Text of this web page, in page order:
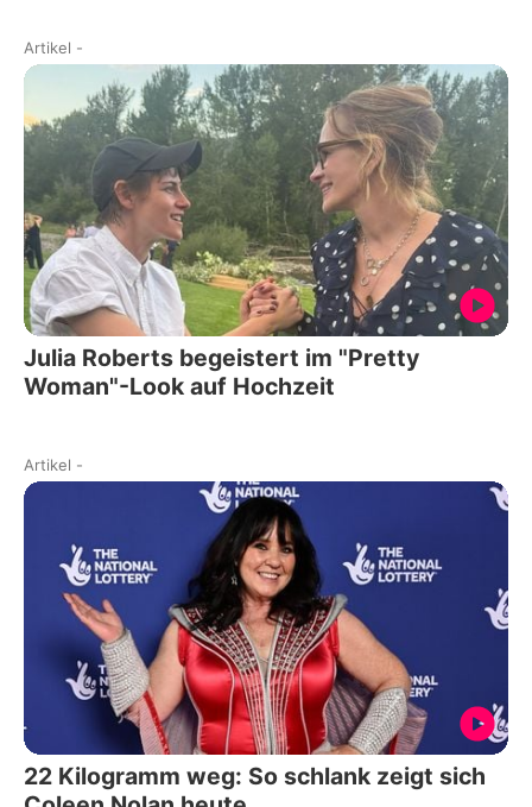
Artikel -
Julia Roberts begeistert im "Pretty
Woman"-Look auf Hochzeit
Artikel -
22 Kilogramm weg: So schlank zeigt sich